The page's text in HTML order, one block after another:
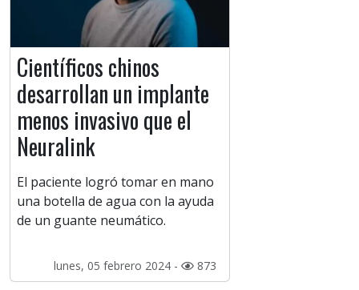
Científicos chinos
desarrollan un implante
menos invasivo que el
Neuralink
El paciente logró tomar en mano
una botella de agua con la ayuda
de un guante neumático.
lunes, 05 febrero 2024 - 873